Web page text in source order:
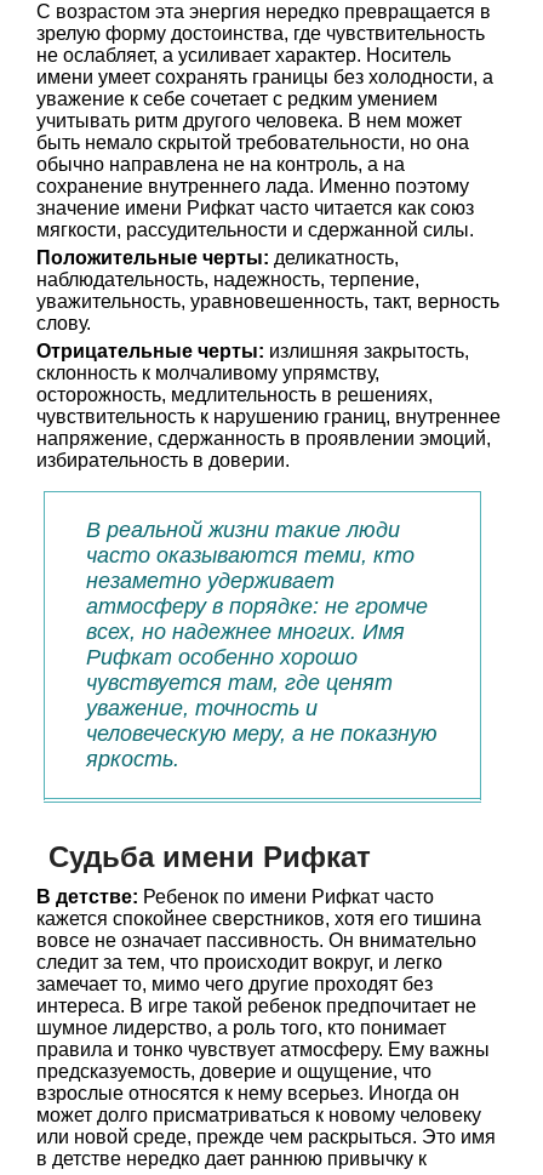
С возрастом эта энергия нередко превращается в
зрелую форму достоинства, где чувствительность
не ослабляет, а усиливает характер. Носитель
имени умеет сохранять границы без холодности, а
уважение к себе сочетает с редким умением
учитывать ритм другого человека. В нем может
быть немало скрытой требовательности, но она
обычно направлена не на контроль, а на
сохранение внутреннего лада. Именно поэтому
значение имени Рифкат часто читается как союз
мягкости, рассудительности и сдержанной силы.
Положительные черты: деликатность,
наблюдательность, надежность, терпение,
уважительность, уравновешенность, такт, верность
слову.
Отрицательные черты: излишняя закрытость,
склонность к молчаливому упрямству,
осторожность, медлительность в решениях,
чувствительность к нарушению границ, внутреннее
напряжение, сдержанность в проявлении эмоций,
избирательность в доверии.
В реальной жизни такие люди
часто оказываются теми, кто
незаметно удерживает
атмосферу в порядке: не громче
всех, но надежнее многих. Имя
Рифкат особенно хорошо
чувствуется там, где ценят
уважение, точность и
человеческую меру, а не показную
яркость.
Судьба имени Рифкат
В детстве: Ребенок по имени Рифкат часто
кажется спокойнее сверстников, хотя его тишина
вовсе не означает пассивность. Он внимательно
следит за тем, что происходит вокруг, и легко
замечает то, мимо чего другие проходят без
интереса. В игре такой ребенок предпочитает не
шумное лидерство, а роль того, кто понимает
правила и тонко чувствует атмосферу. Ему важны
предсказуемость, доверие и ощущение, что
взрослые относятся к нему всерьез. Иногда он
может долго присматриваться к новому человеку
или новой среде, прежде чем раскрыться. Это имя
в детстве нередко дает раннюю привычку к